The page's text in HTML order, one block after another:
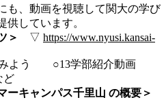
も、動画を視聴して関大の学び
供しています。
＞ ▽ https://www.nyusi.kansai-
みよう ○13学部紹介動画
ど
キャンパス千里山 の概要＞